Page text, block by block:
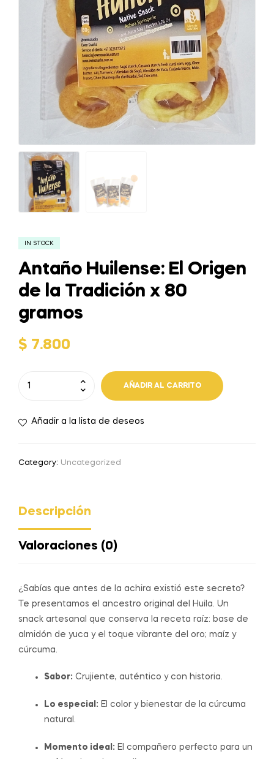
IN STOCK
Antaño Huilense: El Origen
de la Tradición x 80
gramos
$ 7.800
AÑADIR AL CARRITO
Añadir a la lista de deseos
Category: Uncategorized
Descripción
Valoraciones (0)
¿Sabías que antes de la achira existió este secreto?
Te presentamos el ancestro original del Huila. Un
snack artesanal que conserva la receta raíz: base de
almidón de yuca y el toque vibrante del oro; maíz y
cúrcuma.
Sabor: Crujiente, auténtico y con historia.
Lo especial: El color y bienestar de la cúrcuma
natural.
Momento ideal: El compañero perfecto para un